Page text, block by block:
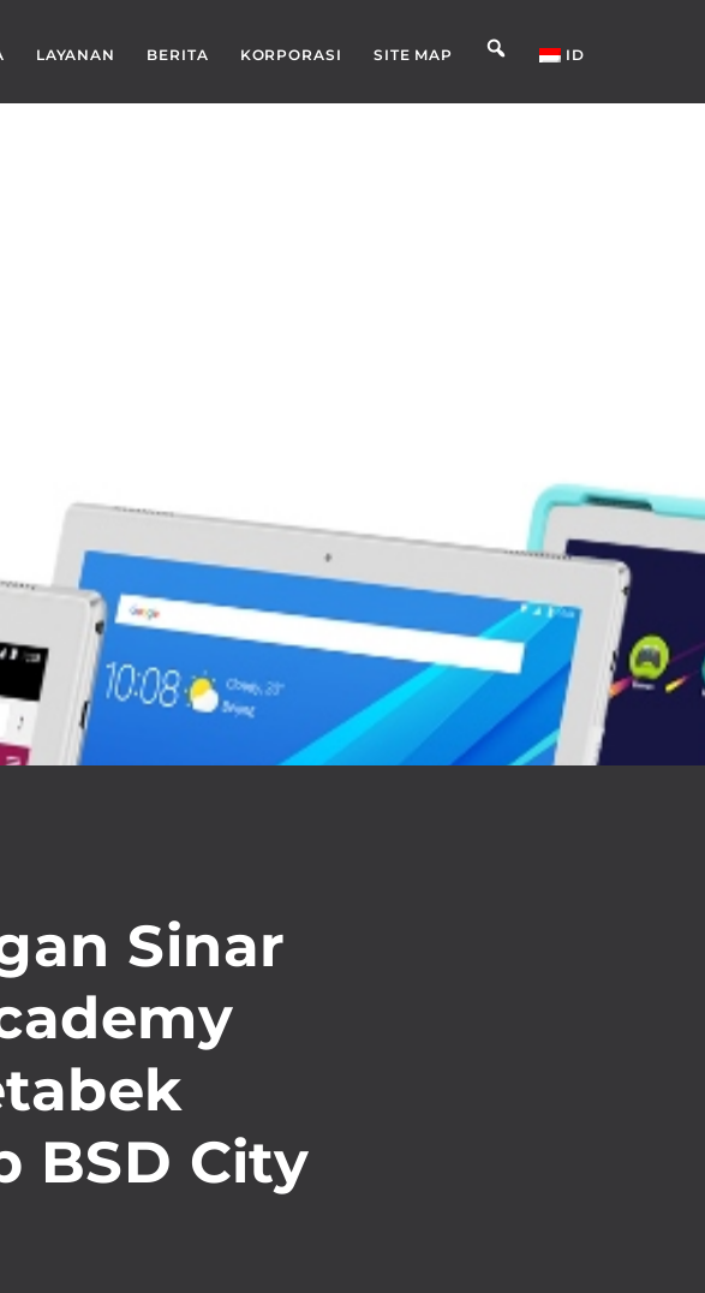
LAYANAN BERITA KORPORASI SITE MAP ID
Sinar
BSD City